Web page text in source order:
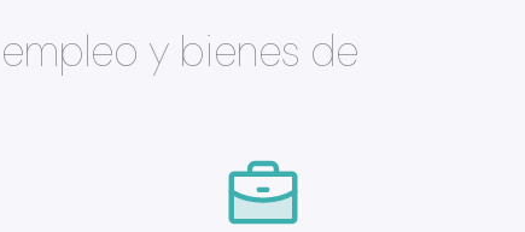
y bienes de